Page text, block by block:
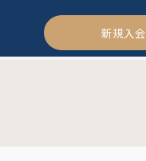
新規入会